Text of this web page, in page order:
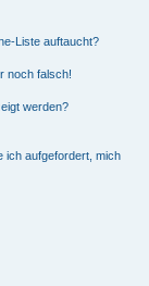
Liste auftaucht?
noch falsch!
werden?
ich aufgefordert, mich